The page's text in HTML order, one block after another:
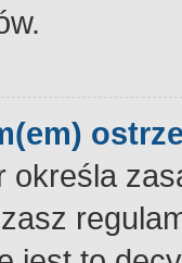
określa